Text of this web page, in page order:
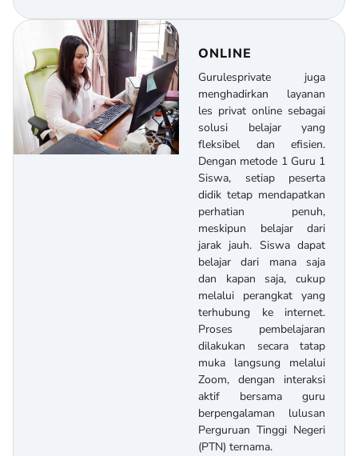
ONLINE
Gurulesprivate juga
menghadirkan layanan
les privat online sebagai
solusi belajar yang
fleksibel dan efisien.
Dengan metode 1 Guru 1
Siswa, setiap peserta
didik tetap mendapatkan
perhatian penuh,
meskipun belajar dari
jarak jauh. Siswa dapat
belajar dari mana saja
dan kapan saja, cukup
melalui perangkat yang
terhubung ke internet.
Proses pembelajaran
dilakukan secara tatap
muka langsung melalui
Zoom, dengan interaksi
aktif bersama guru
berpengalaman lulusan
Perguruan Tinggi Negeri
(PTN) ternama.